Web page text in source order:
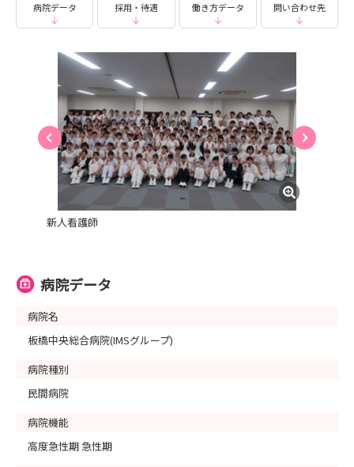
病院データ 採用・待遇 働き方データ 問い合わせ先
新人看護師
病院データ
病院名
板橋中央総合病院(IMSグループ)
病院種別
民間病院
病院機能
高度急性期 急性期